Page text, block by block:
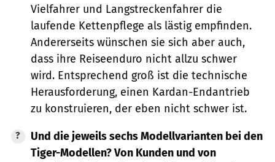
Vielfahrer und Langstreckenfahrer die
laufende Kettenpflege als lästig empfinden.
Andererseits wünschen sie sich aber auch,
dass ihre Reiseenduro nicht allzu schwer
wird. Entsprechend groß ist die technische
Herausforderung, einen Kardan-Endantrieb
zu konstruieren, der eben nicht schwer ist.
Und die jeweils sechs Modellvarianten bei den
Tiger-Modellen? Von Kunden und von